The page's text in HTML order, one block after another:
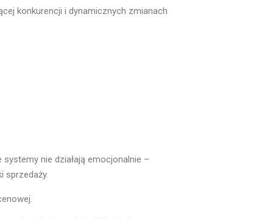
konkurencji i dynamicznych zmianach
nie działają emocjonalnie –
sprzedaży.